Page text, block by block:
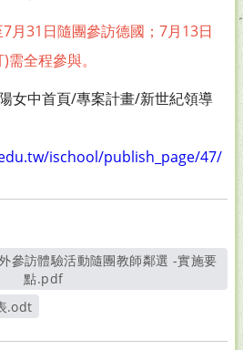
月31日隨團參訪德國；7月13日
全程參與。
女中首頁/專案計畫/新世紀領導
ischool/publish_page/47/
點.pdf另開新視窗
.odt